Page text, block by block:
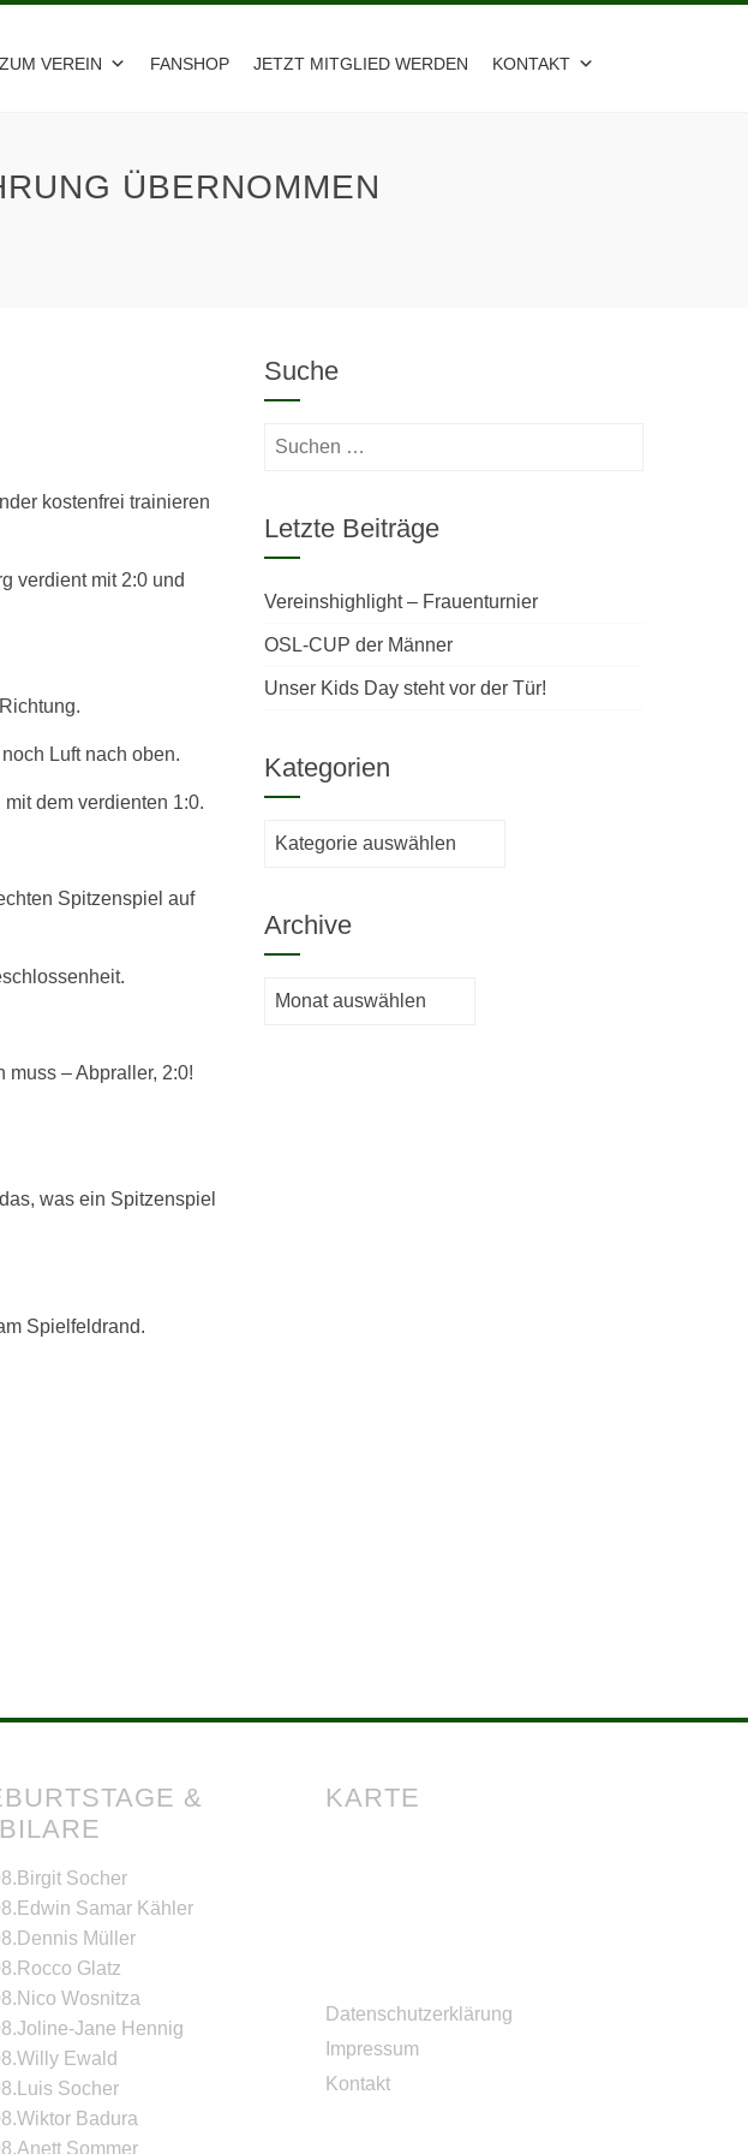
VEREIN FANSHOP JETZT MITGLIED WERDEN KONTAKT
ÜBERNOMMEN
kostenfrei trainieren
verdient mit 2:0 und
Luft nach oben.
dem verdienten 1:0.
Spitzenspiel auf
muss – Abpraller, 2:0!
was ein Spitzenspiel
Spielfeldrand.
Suche
Suchen
Letzte Beiträge
Vereinshighlight – Frauenturnier
OSL-CUP der Männer
Unser Kids Day steht vor der Tür!
Kategorien
Kategorien
Archive
Archive
&
Birgit Socher
Edwin Samar Kähler
Dennis Müller
Rocco Glatz
Nico Wosnitza
Joline-Jane Hennig
Willy Ewald
Luis Socher
Wiktor Badura
Anett Sommer
KARTE
Datenschutzerklärung
Impressum
Kontakt